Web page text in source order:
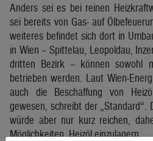
Anders sei es bei reinen
sei bereits von Gas- auf
weiteres befindet sich dort in
in Wien – Spittelau, Leopoldau,
dritten Bezirk – können sowohl
betrieben werden. Laut Wien-
auch die Beschaffung von
gewesen, schreibt der „Standard“.
würde aber nur kurz reichen,
Möglichkeiten, Heizöl einzulagern.